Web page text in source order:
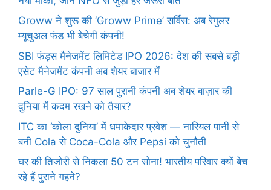
Groww ने शुरू की ‘Groww Prime’ सर्विस: अब रेगुलर
म्यूचुअल फंड भी बेचेगी कंपनी!
SBI फंड्स मैनेजमेंट लिमिटेड IPO 2026: देश की सबसे बड़ी
एसेट मैनेजमेंट कंपनी अब शेयर बाजार में
Parle-G IPO: 97 साल पुरानी कंपनी अब शेयर बाज़ार की
दुनिया में कदम रखने को तैयार?
ITC का ‘कोला दुनिया’ में धमाकेदार प्रवेश — नारियल पानी से
बनी Cola से Coca-Cola और Pepsi को चुनौती
घर की तिजोरी से निकला 50 टन सोना! भारतीय परिवार क्यों बेच
रहे हैं पुराने गहने?